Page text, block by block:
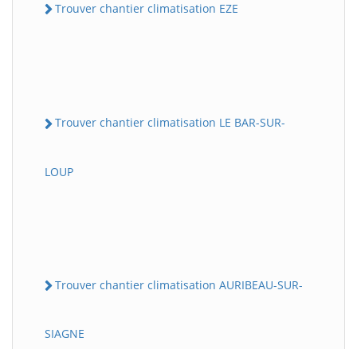
Trouver chantier climatisation EZE
Trouver chantier climatisation LE BAR-SUR-
LOUP
Trouver chantier climatisation AURIBEAU-SUR-
SIAGNE